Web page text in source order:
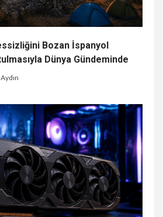
Bozan İspanyol
Dünya Gündeminde